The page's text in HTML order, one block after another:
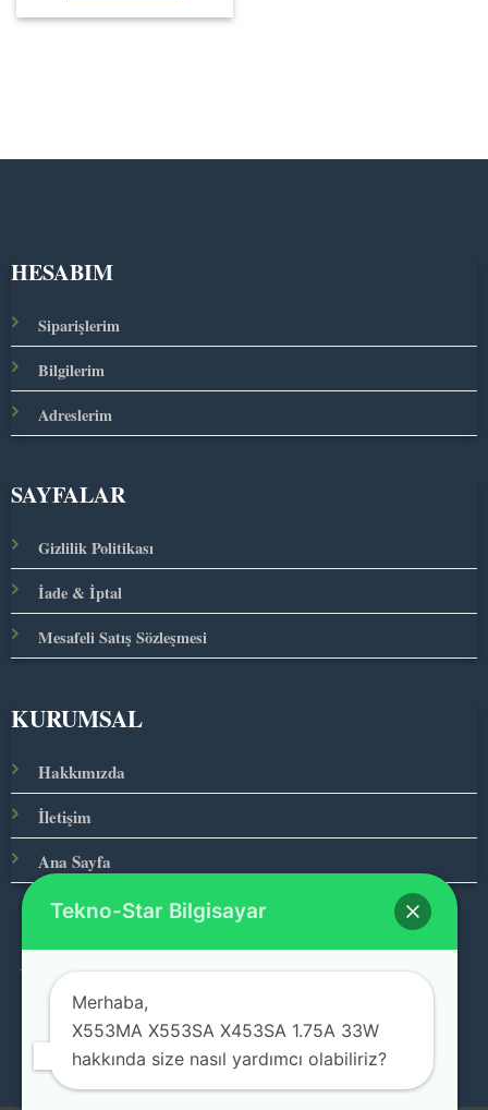
HESABIM
Siparişlerim
Bilgilerim
Adreslerim
SAYFALAR
Gizlilik Politikası
İade & İptal
Mesafeli Satış Sözleşmesi
KURUMSAL
Hakkımızda
İletişim
Ana Sayfa
© 2026 Teknolojinin Starı
Tekno-Star Bilgisayar
Merhaba,
X553MA X553SA X453SA 1.75A 33W
hakkında size nasıl yardımcı olabiliriz?